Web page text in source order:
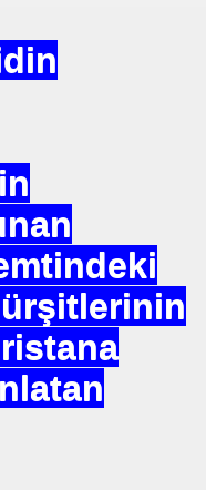
GÖNÜLLÜSÜ